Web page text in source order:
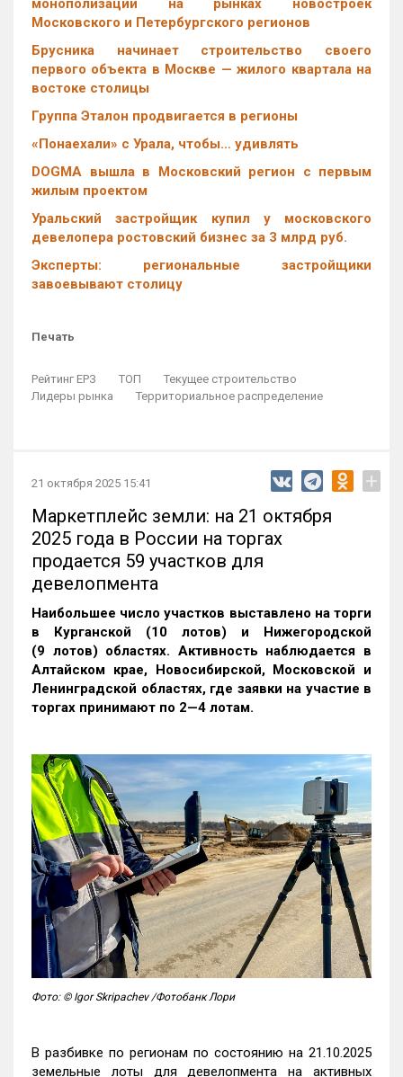
монополизации на рынках новостроек
Московского и Петербургского регионов
Брусника начинает строительство своего
первого объекта в Москве — жилого квартала на
востоке столицы
Группа Эталон продвигается в регионы
«Понаехали» с Урала, чтобы… удивлять
DOGMA вышла в Московский регион с первым
жилым проектом
Уральский застройщик купил у московского
девелопера ростовский бизнес за 3 млрд руб.
Эксперты: региональные застройщики
завоевывают столицу
Печать
Рейтинг ЕРЗ ТОП
Текущее строительство
Лидеры рынка
Территориальное распределение
21 октября 2025 15:41 +
Маркетплейс земли: на 21 октября
2025 года в России на торгах
продается 59 участков для
девелопмента
Наибольшее число участков выставлено на торги
в Курганской (10 лотов) и Нижегородской
(9 лотов) областях. Активность наблюдается в
Алтайском крае, Новосибирской, Московской и
Ленинградской областях, где заявки на участие в
торгах принимают по 2—4 лотам.
Фото: © Igor Skripachev /Фотобанк Лори
В разбивке по регионам по состоянию на 21.10.2025
земельные лоты для девелопмента на активных